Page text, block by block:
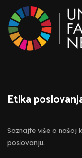
Etika
Saznajte više o našoj
poslovanju.